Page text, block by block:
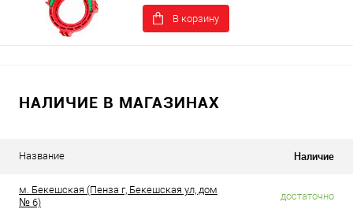
В корзину
НАЛИЧИЕ В МАГАЗИНАХ
Название Наличие
м. Бекешская (Пенза г, Бекешская ул, дом
№ 6)
достаточно